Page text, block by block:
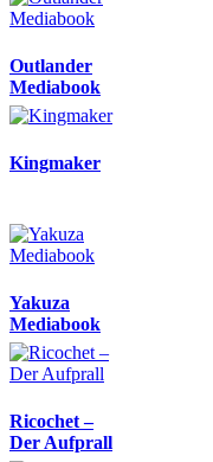
Outlander
Mediabook
Kingmaker
Yakuza
Mediabook
Ricochet –
Der Aufprall